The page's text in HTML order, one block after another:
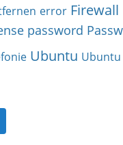
error Firewall
password
Ubuntu Ubuntu